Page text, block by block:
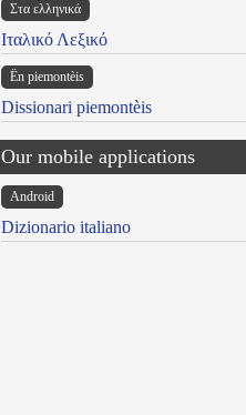
Στα ελληνικά
Ιταλικό Λεξικό
Ën piemontèis
Dissionari piemontèis
Our mobile applications
Android
Dizionario italiano